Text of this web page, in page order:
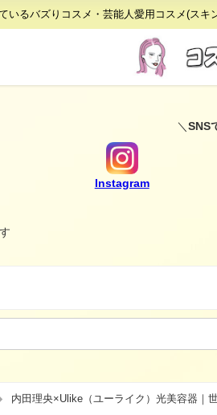
いるバズりコスメ・芸能人愛用コスメ(ス
＼ SNS
Instagram
内田理央×Ulike（ユーライク）光美容器｜